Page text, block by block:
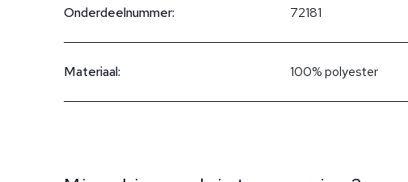
Onderdeelnummer: 72181
Materiaal: 100% polyester